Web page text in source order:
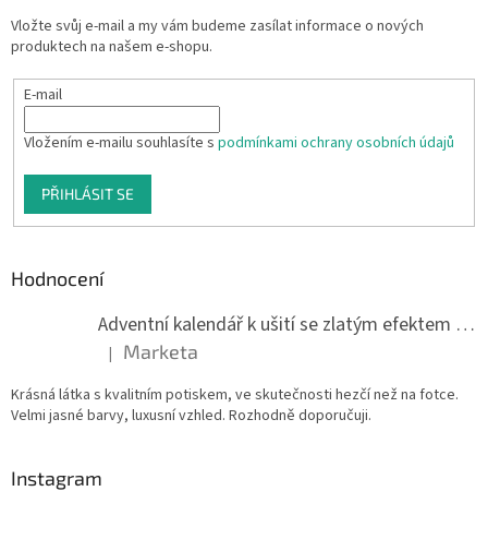
Vložte svůj e-mail a my vám budeme zasílat informace o nových
produktech na našem e-shopu.
E-mail
Vložením e-mailu souhlasíte s podmínkami ochrany osobních údajů
PŘIHLÁSIT SE
Hodnocení
Adventní kalendář k ušití se zlatým efektem 042Q
Hodnocení produktu je 5 z 5 hvězdiček.
| Marketa
Krásná látka s kvalitním potiskem, ve skutečnosti hezčí než na fotce.
Velmi jasné barvy, luxusní vzhled. Rozhodně doporučuji.
Instagram